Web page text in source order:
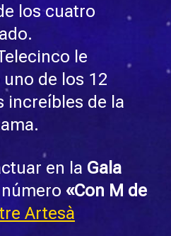
los cuatro
le
de los 12
increíbles de la
en la Gala
«Con M de
Artesà